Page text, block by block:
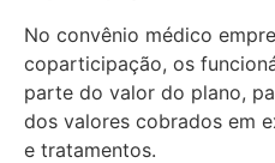
No convênio médico
coparticipação, os
parte do valor do plano,
dos valores cobrados em
e tratamentos.